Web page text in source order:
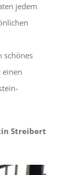
jedem
schönes
Streibert